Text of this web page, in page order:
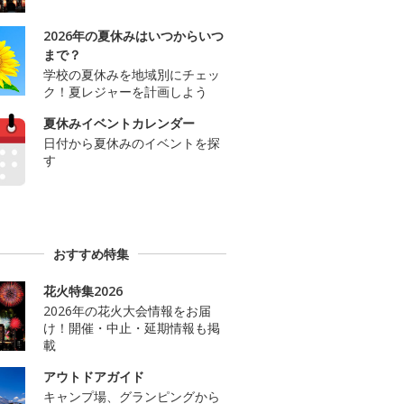
2026年の夏休みはいつからいつ
まで？
学校の夏休みを地域別にチェッ
ク！夏レジャーを計画しよう
夏休みイベントカレンダー
日付から夏休みのイベントを探
す
おすすめ特集
花火特集2026
2026年の花火大会情報をお届
け！開催・中止・延期情報も掲
載
アウトドアガイド
キャンプ場、グランピングから